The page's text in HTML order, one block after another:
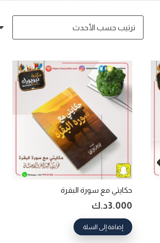
حكايتي مع سورة البقرة
3.000د.ك
إضافة إلى السلة